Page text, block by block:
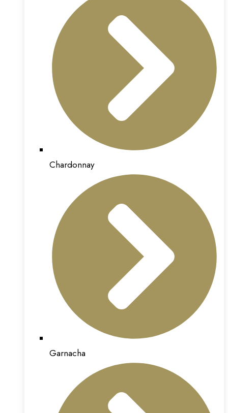
Chardonnay
Garnacha